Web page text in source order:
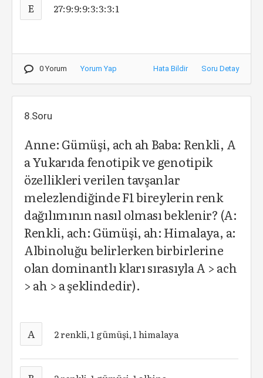
E 27:9:9:9:3:3:3:1
0 Yorum Yorum Yap Hata Bildir Soru Detay
8.Soru
Anne: Gümüşi, ach ah Baba: Renkli, A
a Yukarıda fenotipik ve genotipik
özellikleri verilen tavşanlar
melezlendiğinde F1 bireylerin renk
dağılımının nasıl olması beklenir? (A:
Renkli, ach: Gümüşi, ah: Himalaya, a:
Albinoluğu belirlerken birbirlerine
olan dominantlı kları sırasıyla A > ach
> ah > a şeklindedir).
A 2 renkli, 1 gümüşi, 1 himalaya